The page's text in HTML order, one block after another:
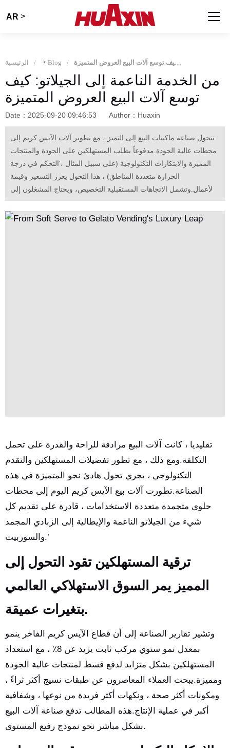
AR >
الرئيسية > Blog من الخدمة الناعمة إلى الجيلاتو: كيف توسع آلات البيع العروض المتميزة
من الخدمة الناعمة إلى الجيلاتو: كيف
توسع آلات البيع العروض المتميزة
Date：2025-09-20 09:46:53 Author：Huaxin
تتحول صناعة ماكينات البيع إلى التميز ، مع تطوير آلات الآيس كريم إلى
محطات عالية الجودة.مدفوعاً بطلب المستهلكين على الجودة والمنتجات
المميزة والابتكارات التكنولوجية (على سبيل المثال ،'التحكم في درجة
الحرارة متعددة المناطق) ، هذا التحول يعزز التسعير وقيمة
الأعمال.وتشمل الاتجاهات المستقبلية التخصيص، ويحتاج المشغلون إلى
تحديد المواقع المستهدفة ومراقبة الجودة.
تقليديا ، كانت آلات البيع مرادفة للراحة والقدرة على تحمل
التكلفة.ومع ذلك ، مع تطور تفضيلات المستهلكين والتقدم
التكنولوجي ، يجري تحول هادئ نحو المتميزة في هذه
الصناعة.تطورت آلات بيع الآيس كريم اليوم إلى محطات
حلوى متجمدة متعددة الاستخدامات ، قادرة على تقديم كل
شيء من الجيلاتو الناعمة والإيطالية إلى الزبادي المجمد
والسوربيت.’
ترقية المستهلكين تقود التحول إلى
المميز يمر السوق الاستهلاكي العالمي
بتغيرات عميقة.
وتشير تقارير الصناعة إلى أن قطاع الآيس كريم الفاخر ينمو
بمعدل نمو سنوي مركب ثابت يزيد عن 8٪ ، مع استعداد
المستهلكين بشكل متزايد لدفع قسط لمنتجات عالية الجودة
ومميزة.يبحث العملاء المعاصرون عن طبقات نسيج أكثر ثراءً ،
ومكونات أكثر صحة ، ونكهات أكثر فريدة من نوعها ، وشفافية
أكبر في عملية الإنتاج.هذه المطالب تدفع صناعة آلات البيع
بشكل مباشر نحو نموذج رفيع المستوى.